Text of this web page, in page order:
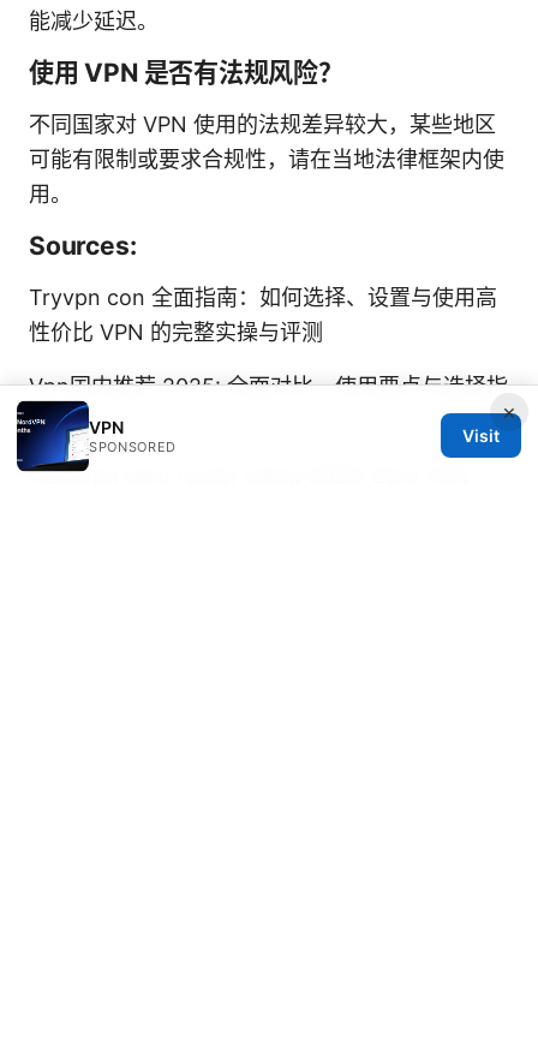
能减少延迟。
使用 VPN 是否有法规风险？
不同国家对 VPN 使用的法规差异较大，某些地区
可能有限制或要求合规性，请在当地法律框架内使
用。
Sources:
Tryvpn con 全面指南：如何选择、设置与使用高
性价比 VPN 的完整实操与评测
Vpn国内推荐 2025: 全面对比、使用要点与选择指
南
Nordvpn eero router setup 2026: Eero VPN
×
VPN
SPONSORED
Visit